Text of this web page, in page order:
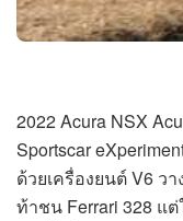
2022 Acura NSX
Sportscar
ด้วยเครื่องยนต์ V6 ว
ท้าชน Ferrari 328 แ